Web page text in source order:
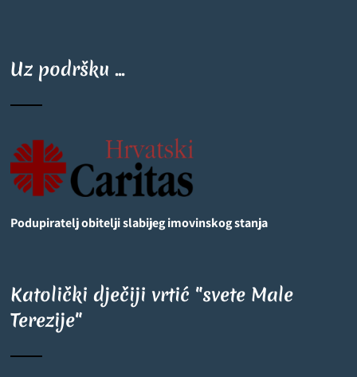
Uz podršku ...
Podupiratelj obitelji slabijeg imovinskog stanja
Katolički dječiji vrtić "svete Male
Terezije"